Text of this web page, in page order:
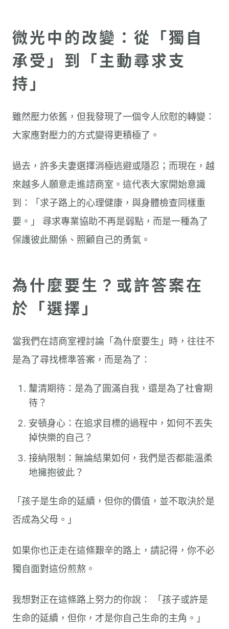
微光中的改變：從「獨自
承受」到「主動尋求支
持」
雖然壓力依舊，但我發現了一個令人欣慰的轉變：
大家應對壓力的方式變得更積極了。
過去，許多夫妻選擇消極逃避或隱忍；而現在，越
來越多人願意走進諮商室。這代表大家開始意識
到：「求子路上的心理健康，與身體檢查同樣重
要。」 尋求專業協助不再是弱點，而是一種為了
保護彼此關係、照顧自己的勇氣。
為什麼要生？或許答案在
於「選擇」
當我們在諮商室裡討論「為什麼要生」時，往往不
是為了尋找標準答案，而是為了：
釐清期待：是為了圓滿自我，還是為了社會期
待？
安頓身心：在追求目標的過程中，如何不丟失
掉快樂的自己？
接納限制：無論結果如何，我們是否都能溫柔
地擁抱彼此？
「孩子是生命的延續，但你的價值，並不取決於是
否成為父母。」
如果你也正走在這條艱辛的路上，請記得，你不必
獨自面對這份煎熬。
我想對正在這條路上努力的你說： 「孩子或許是
生命的延續，但你，才是你自己生命的主角。」